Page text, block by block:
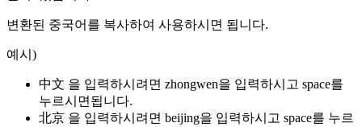
변환된 중국어를 복사하여 사용하시면 됩니다.
예시)
中文 을 입력하시려면 zhongwen을 입력하시고 space를
누르시면됩니다.
北京 을 입력하시려면 beijing을 입력하시고 space를 누르